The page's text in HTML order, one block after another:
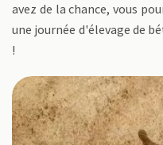
avez de la chance, vous
une journée d'élevage de
!